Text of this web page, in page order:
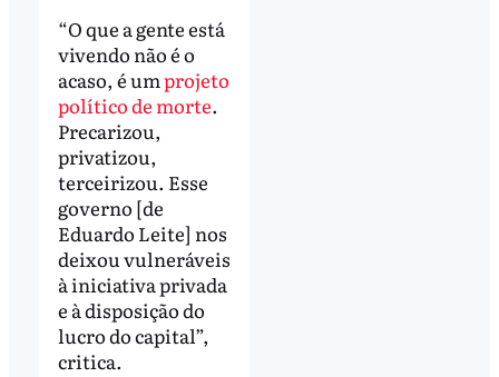
“O que a gente está
vivendo não é o
acaso, é umprojeto
político de morte.
Precarizou,
privatizou,
terceirizou. Esse
governo [de
Eduardo Leite] nos
deixou vulneráveis
à iniciativa privada
e à disposição do
lucro do capital”,
critica.